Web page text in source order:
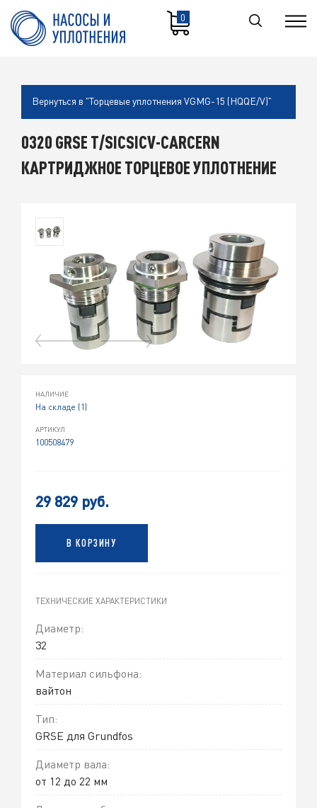
0
Вернуться в "Торцевые уплотнения VGMG-15 (HQQE/V)"
0320 GRSE T/SICSICV-CARCERN
КАРТРИДЖНОЕ ТОРЦЕВОЕ УПЛОТНЕНИЕ
НАЛИЧИЕ
На складе (1)
АРТИКУЛ
100508479
29 829 руб.
В КОРЗИНУ
ТЕХНИЧЕСКИЕ ХАРАКТЕРИСТИКИ
Диаметр:
32
Материал сильфона:
вайтон
Тип:
GRSE для Grundfos
Диаметр вала:
от 12 до 22 мм